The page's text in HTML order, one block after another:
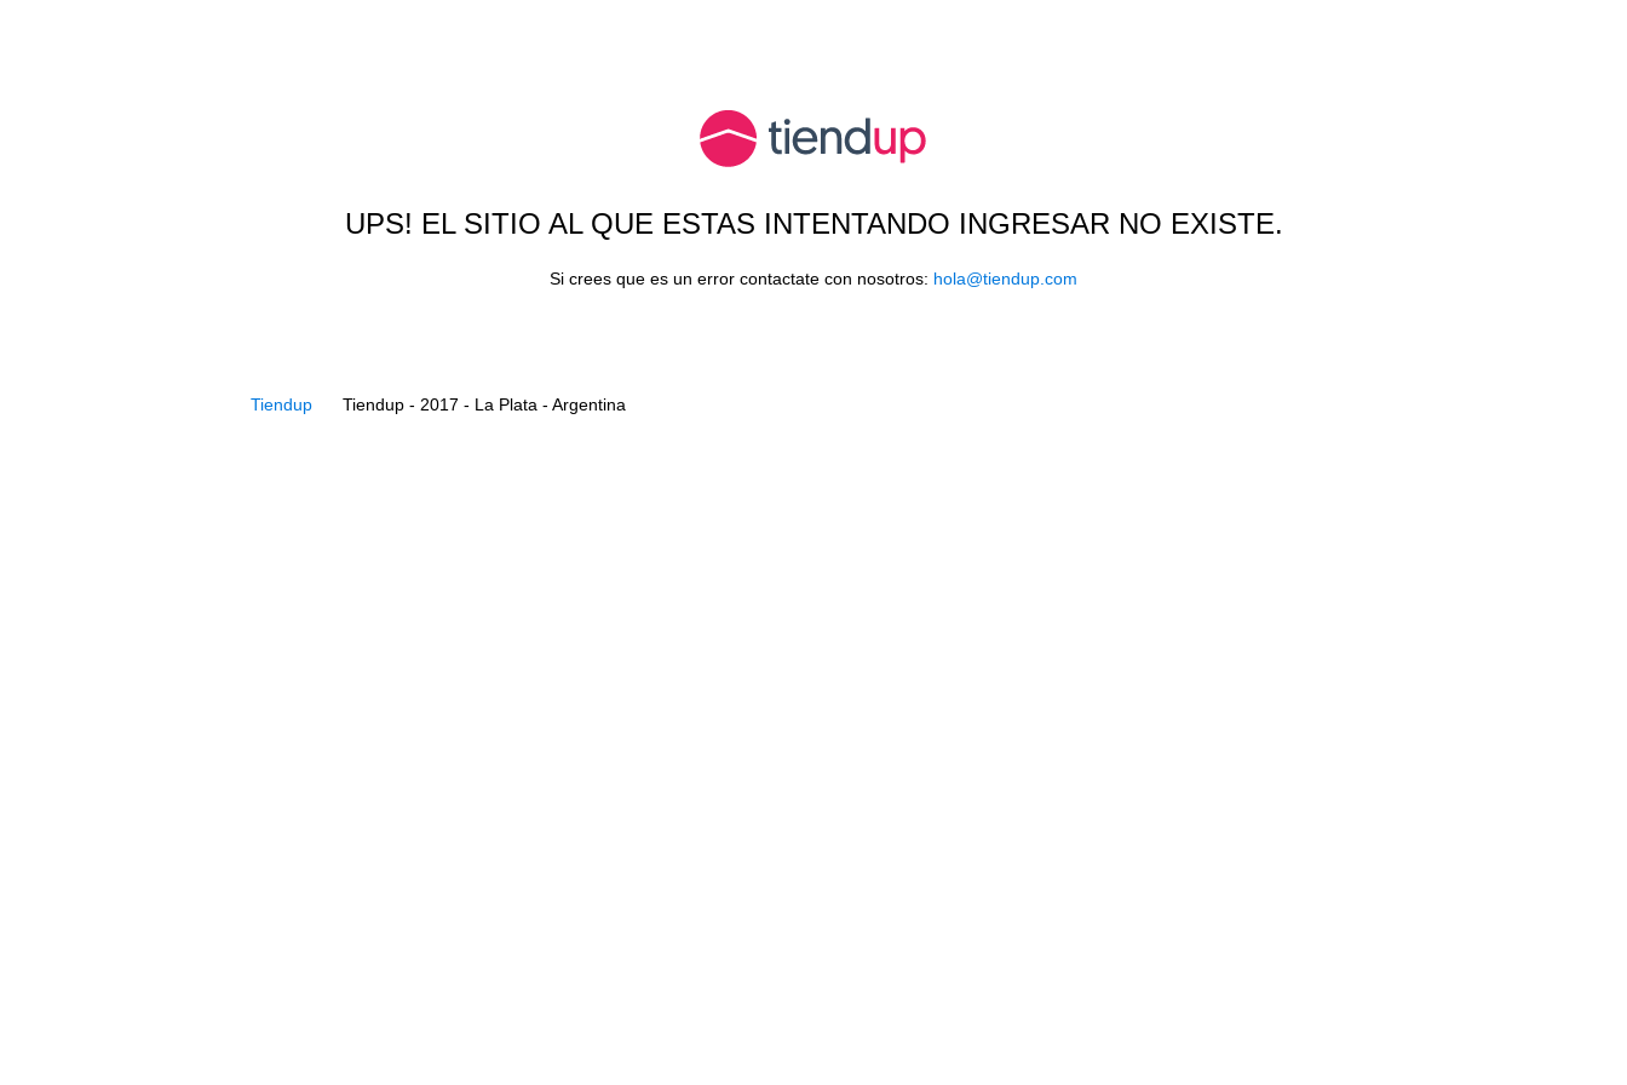
UPS! EL SITIO AL QUE ESTAS INTENTANDO INGRESAR NO EXISTE.
Si crees que es un error contactate con nosotros: hola@tiendup.com
Tiendup Tiendup - 2017 - La Plata - Argentina